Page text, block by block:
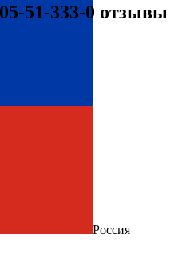
Россия
51-333-0 отзывы